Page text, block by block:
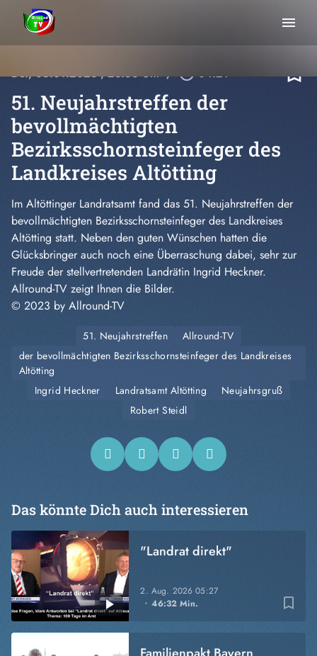
menu
Do., 05.01.2023, 23:56 Uhr / play_circle_outline04:21 bookmark_border
51. Neujahrstreffen der
bevollmächtigten
Bezirksschornsteinfeger des
Landkreises Altötting
Im Altöttinger Landratsamt fand das 51. Neujahrstreffen der
bevollmächtigten Bezirksschornsteinfeger des Landkreises
Altötting statt. Neben den guten Wünschen hatten die
Glücksbringer auch noch eine Überraschung dabei, sehr zur
Freude der stellvertretenden Landrätin Ingrid Heckner.
Allround-TV zeigt Ihnen die Bilder.
© 2023 by Allround-TV
51. Neujahrstreffen
Allround-TV
der bevollmächtigten Bezirksschornsteinfeger des Landkreises
Altötting
Ingrid Heckner
Landratsamt Altötting
Neujahrsgruß
Robert Steidl
Das könnte Dich auch interessieren
bookmark_border
2. Aug. 202605:27
46:32 Min.
"Landrat direkt"